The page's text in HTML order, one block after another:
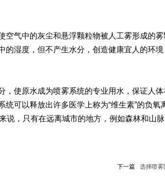
空气中的灰尘和悬浮颗粒物被人工雾形成的
湿度，但不产生水分，创造健康宜人的环
使原水成为喷雾系统的专业用水，保证人
可以释放出许多医学上称为“维生素”的负氧
说，只有在远离城市的地方，例如森林和山
下一篇 选择喷雾